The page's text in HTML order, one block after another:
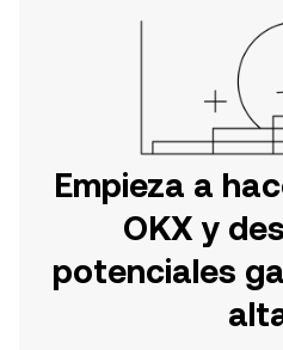
Empieza a
OKX y
potenciales